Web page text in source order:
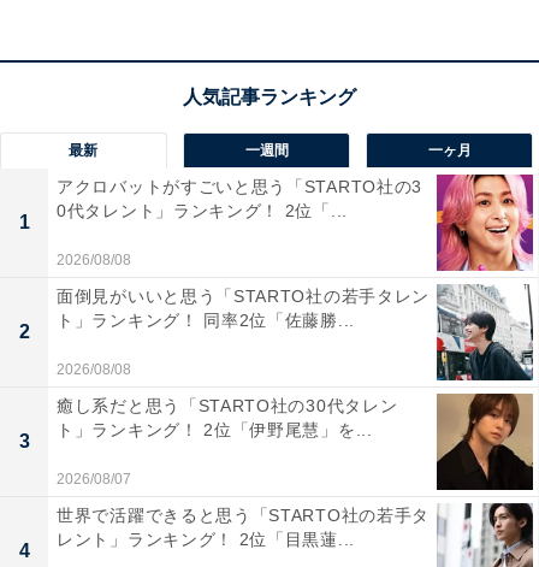
第1位：『東京ラブストーリー』（1991年）
『東京ラブストーリー』（画像出典：
最新 一週間 一ヶ月
1
アクロバットがすごいと思う「STARTO社の3
0代タレント」ランキング！ 2位「...
2026/08/08
2
面倒見がいいと思う「STARTO社の若手タレン
ト」ランキング！ 同率2位「佐藤勝...
2026/08/08
3
癒し系だと思う「STARTO社の30代タレン
ト」ランキング！ 2位「伊野尾慧」を...
2026/08/07
4
世界で活躍できると思う「STARTO社の若手タ
レント」ランキング！ 2位「目黒蓮...